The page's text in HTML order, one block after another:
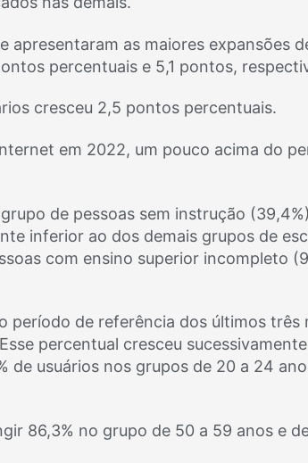
apresentaram as maiores expansões
percentuais e 5,1 pontos,
cresceu 2,5 pontos percentuais.
em 2022, um pouco acima do
de pessoas sem instrução (39,4%)
inferior ao dos demais grupos de
com ensino superior incompleto
período de referência dos últimos três
percentual cresceu
de usuários nos grupos de 20 a 24
86,3% no grupo de 50 a 59 anos e